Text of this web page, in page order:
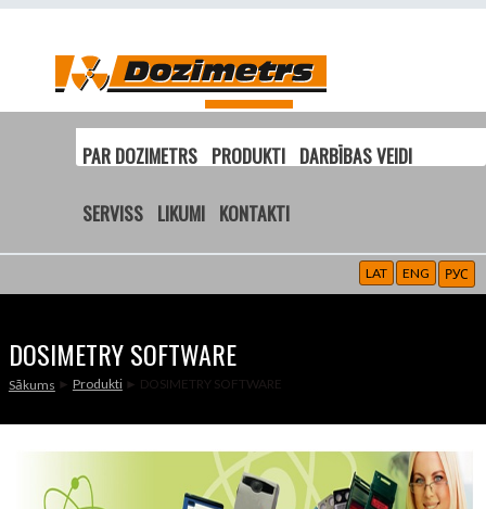
PAR DOZIMETRS PRODUKTI DARBĪBAS VEIDI
SERVISS LIKUMI KONTAKTI
LAT ENG РУС
DOSIMETRY SOFTWARE
Sākums ► Produkti► DOSIMETRY SOFTWARE